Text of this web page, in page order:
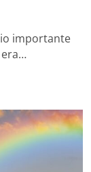
importante
era…